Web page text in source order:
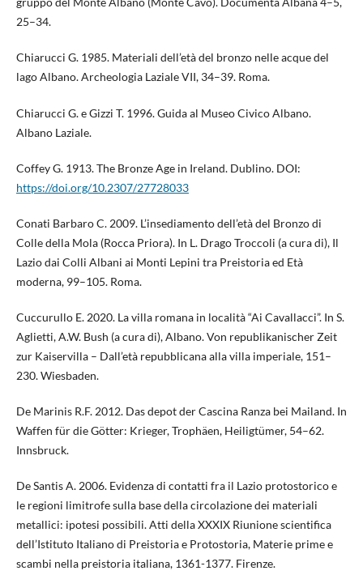
25–34.
Chiarucci G. 1985. Materiali dell’età del bronzo nelle acque del
lago Albano. Archeologia Laziale VII, 34–39. Roma.
Chiarucci G. e Gizzi T. 1996. Guida al Museo Civico Albano.
Albano Laziale.
Coffey G. 1913. The Bronze Age in Ireland. Dublino. DOI:
https://doi.org/10.2307/27728033
Conati Barbaro C. 2009. L’insediamento dell’età del Bronzo di
Colle della Mola (Rocca Priora). In L. Drago Troccoli (a cura di), Il
Lazio dai Colli Albani ai Monti Lepini tra Preistoria ed Età
moderna, 99–105. Roma.
Cuccurullo E. 2020. La villa romana in località “Ai Cavallacci”. In S.
Aglietti, A.W. Bush (a cura di), Albano. Von republikanischer Zeit
zur Kaiservilla – Dall’età repubblicana alla villa imperiale, 151–
230. Wiesbaden.
De Marinis R.F. 2012. Das depot der Cascina Ranza bei Mailand. In
Waffen für die Götter: Krieger, Trophäen, Heiligtümer, 54–62.
Innsbruck.
De Santis A. 2006. Evidenza di contatti fra il Lazio protostorico e
le regioni limitrofe sulla base della circolazione dei materiali
metallici: ipotesi possibili. Atti della XXXIX Riunione scientifica
dell’Istituto Italiano di Preistoria e Protostoria, Materie prime e
scambi nella preistoria italiana, 1361-1377. Firenze.